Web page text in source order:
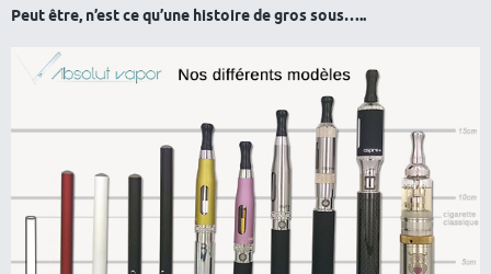
Peut être, n’est ce qu’une histoire de gros sous…..